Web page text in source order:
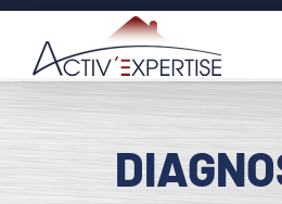
Passer
contenu